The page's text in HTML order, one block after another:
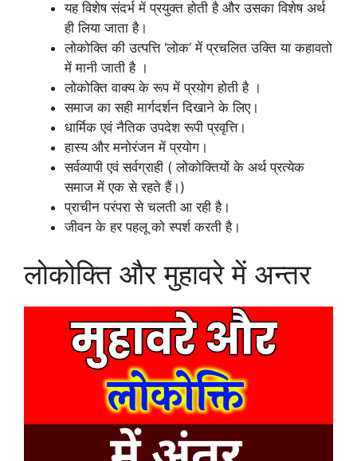
यह विशेष संदर्भ में प्रयुक्त होती है और उसका विशेष अर्थ
ही लिया जाता है।
लोकोक्ति की उत्पत्ति ‘लोक’ में प्रचलित उक्ति या कहावतो
में मानी जाती है ।
लोकोक्ति वाक्य के रूप में प्रयोग होती है ।
समाज का सही मार्गदर्शन दिखाने के लिए।
धार्मिक एवं नैतिक उपदेश रूपी प्रवृत्ति।
हास्य और मनोरंजन में प्रयोग।
सर्वव्यापी एवं सर्वग्राही ( लोकोक्तियों के अर्थ प्रत्येक
समाज में एक से रहते हैं।)
प्राचीन परंपरा से चलती आ रही है।
जीवन के हर पहलू को स्पर्श करती है।
लोकोक्ति और मुहावरे में अन्तर